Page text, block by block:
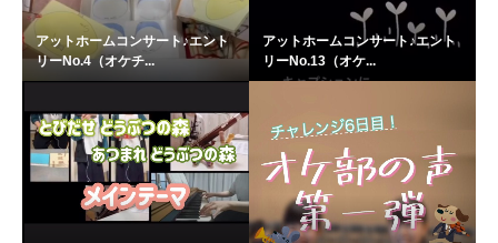
アットホームコンサート♪エント
リーNo.4（オケチ...
アットホームコンサート♪エント
リーNo.13（オケ...